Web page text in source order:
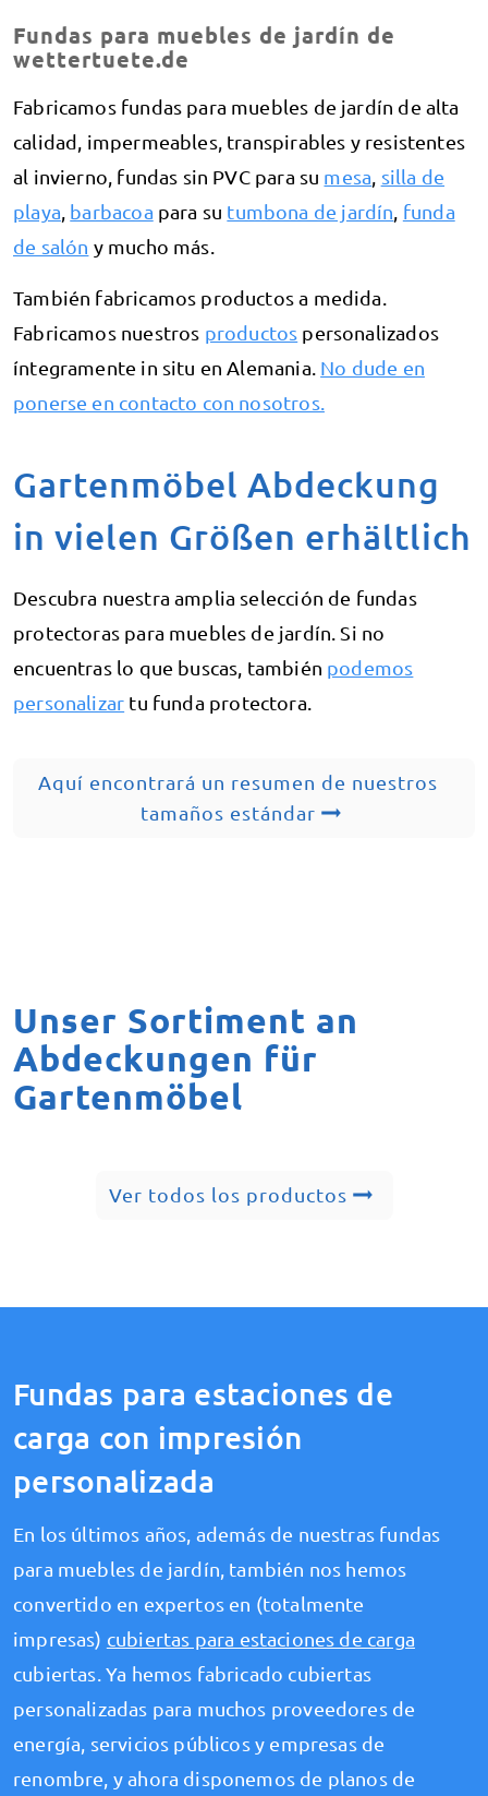
Fundas para muebles de jardín de
wettertuete.de
Fabricamos fundas para muebles de jardín de alta
calidad, impermeables, transpirables y resistentes
al invierno, fundas sin PVC para su mesa silla de
playa barbacoa para su tumbona de jardín funda
de salón y mucho más.
También fabricamos productos a medida.
Fabricamos nuestros productos personalizados
íntegramente in situ en Alemania. No dude en
ponerse en contacto con nosotros.
Gartenmöbel Abdeckung
in vielen Größen erhältlich
Descubra nuestra amplia selección de fundas
protectoras para muebles de jardín. Si no
encuentras lo que buscas, también podemos
personalizar tu funda protectora.
Aquí encontrará un resumen de nuestros
tamaños estándar
Unser Sortiment an
Abdeckungen für
Gartenmöbel
Ver todos los productos
Fundas para estaciones de
carga con impresión
personalizada
En los últimos años, además de nuestras fundas
para muebles de jardín, también nos hemos
convertido en expertos en (totalmente
impresas) cubiertas para estaciones de carga
cubiertas. Ya hemos fabricado cubiertas
personalizadas para muchos proveedores de
energía, servicios públicos y empresas de
renombre, y ahora disponemos de planos de